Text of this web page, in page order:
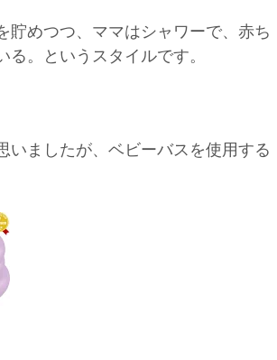
貯めつつ、ママはシャワーで、赤ち
。というスタイルです。
いましたが、ベビーバスを使用する